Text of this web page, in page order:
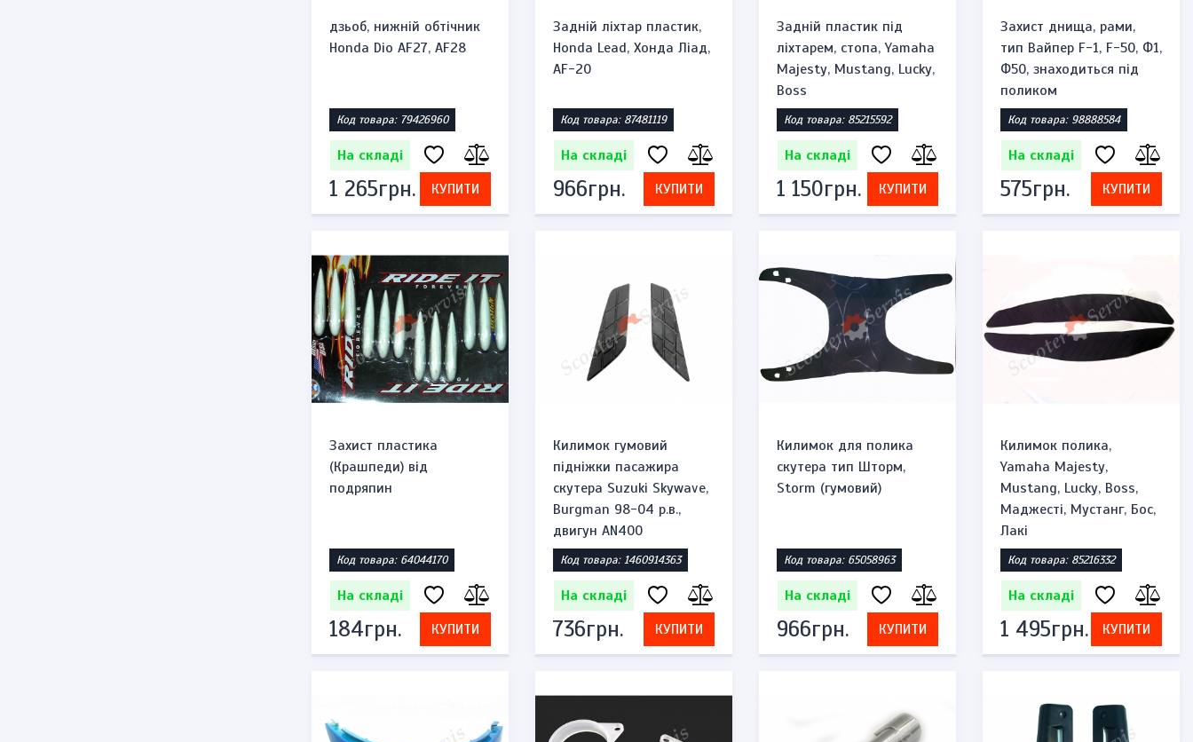
дзьоб, нижній обтічник
Honda Dio AF27, AF28
Код товара: 79426960
На складі
1 265грн. КУПИТИ
Задній ліхтар пластик,
Honda Lead, Хонда Ліад,
AF-20
Код товара: 87481119
На складі
966грн. КУПИТИ
Задній пластик під
ліхтарем, стопа, Yamaha
Majesty, Mustang, Lucky,
Boss
Код товара: 85215592
На складі
1 150грн. КУПИТИ
Захист днища, рами,
тип Вайпер F-1, F-50, Ф1,
Ф50, знаходиться під
поликом
Код товара: 98888584
На складі
575грн. КУПИТИ
Захист пластика
(Крашпеди) від
подряпин
Код товара: 64044170
На складі
184грн. КУПИТИ
Килимок гумовий
підніжки пасажира
скутера Suzuki Skywave,
Burgman 98-04 р.в.,
двигун AN400
Код товара: 1460914363
На складі
736грн. КУПИТИ
Килимок для полика
скутера тип Шторм,
Storm (гумовий)
Код товара: 65058963
На складі
966грн. КУПИТИ
Килимок полика,
Yamaha Majesty,
Mustang, Lucky, Boss,
Маджесті, Мустанг, Бос,
Лакі
Код товара: 85216332
На складі
1 495грн. КУПИТИ